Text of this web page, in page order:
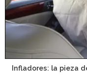
Infladores: la pieza